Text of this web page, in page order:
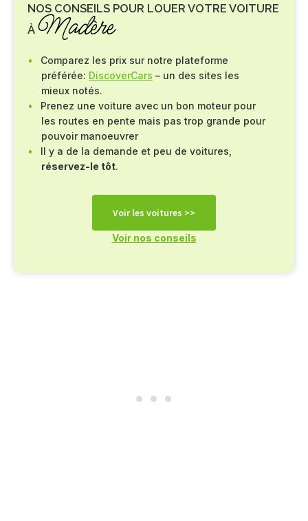
NOS CONSEILS POUR LOUER VOTRE VOITURE
À Madère
Comparez les prix sur notre plateforme
préférée: DiscoverCars – un des sites les
mieux notés.
Prenez une voiture avec un bon moteur pour
les routes en pente mais pas trop grande pour
pouvoir manoeuvrer
Il y a de la demande et peu de voitures,
réservez-le tôt.
Voir les voitures >>
Voir nos conseils